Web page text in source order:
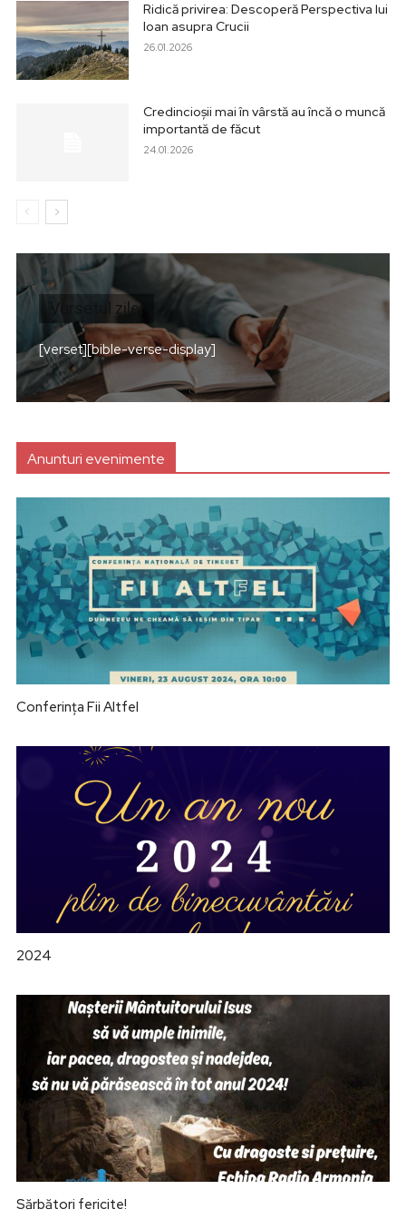
Ridică privirea: Descoperă Perspectiva lui
Ioan asupra Crucii
26.01.2026
Credincioșii mai în vârstă au încă o muncă
importantă de făcut
24.01.2026
Versetul zilei
[verset][bible-verse-display]
Anunturi evenimente
Conferința Fii Altfel
2024
Sărbători fericite!